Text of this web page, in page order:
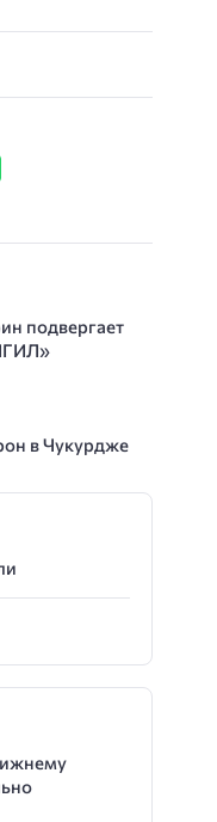
подвергает
в Чукурдже